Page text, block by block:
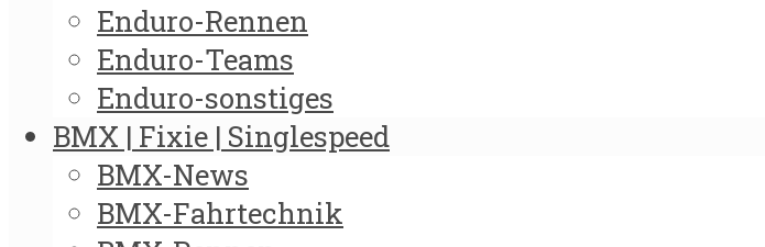
Enduro-Rennen
Enduro-Teams
Enduro-sonstiges
BMX | Fixie | Singlespeed
BMX-News
BMX-Fahrtechnik